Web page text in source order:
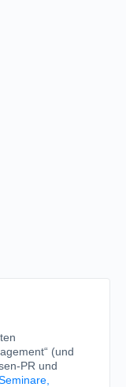
(und
PR und